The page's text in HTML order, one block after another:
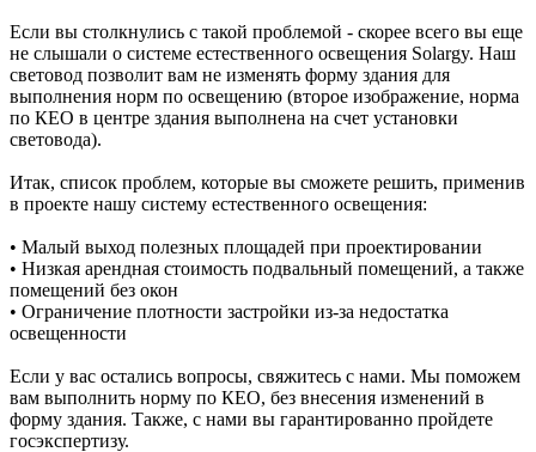
Если вы столкнулись с такой проблемой - скорее всего вы еще
не слышали о системе естественного освещения Solargy. Наш
световод позволит вам не изменять форму здания для
выполнения норм по освещению (второе изображение, норма
по КЕО в центре здания выполнена на счет установки
световода).
Итак, список проблем, которые вы сможете решить, применив
в проекте нашу систему естественного освещения:
• Малый выход полезных площадей при проектировании
• Низкая арендная стоимость подвальный помещений, а также
помещений без окон
• Ограничение плотности застройки из-за недостатка
освещенности
Если у вас остались вопросы, свяжитесь с нами. Мы поможем
вам выполнить норму по КЕО, без внесения изменений в
форму здания. Также, с нами вы гарантированно пройдете
госэкспертизу.